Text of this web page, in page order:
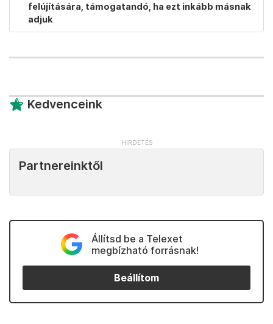
felújítására, támogatandó, ha ezt inkább másnak
adjuk
Kedvenceink
Partnereinktől
Állítsd be a Telexet
megbízható forrásnak!
Beállítom